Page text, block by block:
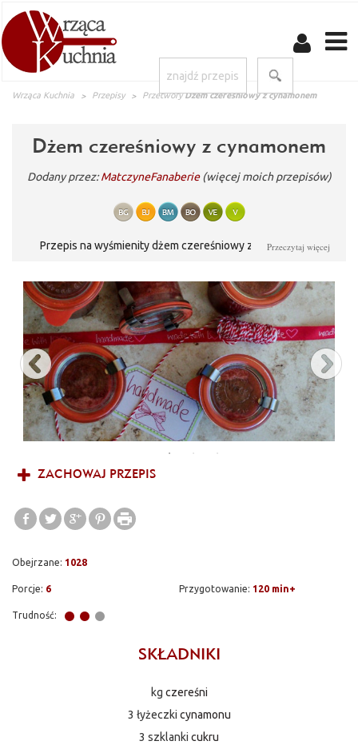
Wrząca Kuchnia Przepisy Przetwory Dżem czereśniowy z cynamonem
Dżem czereśniowy z cynamonem
Dodany przez:MatczyneFanaberie (więcej moich przepisów)
Przepis na wyśmienity dżem czereśniowy z cynamonem.
cynamonem to wspomnienie smaku lata na zimowe wieczory.
Przeczytaj więcej
ZACHOWAJ PRZEPIS
Obejrzane: 1028
Porcje: 6 Przygotowanie: 120 min+
Trudność:
SKŁADNIKI
kg czereśni
3 łyżeczki cynamonu
3 szklanki cukru